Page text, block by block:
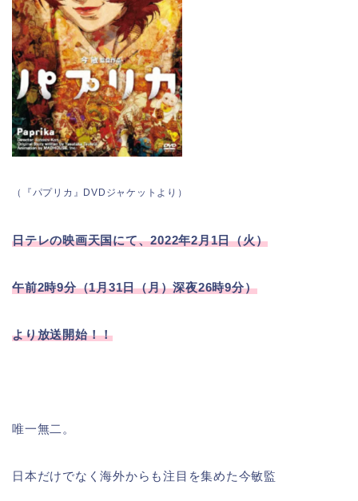
（『パプリカ』DVDジャケットより）
日テレの映画天国にて、2022年2月1日（火）
午前2時9分（1月31日（月）深夜26時9分）
より放送開始！！
唯一無二。
日本だけでなく海外からも注目を集めた今敏監